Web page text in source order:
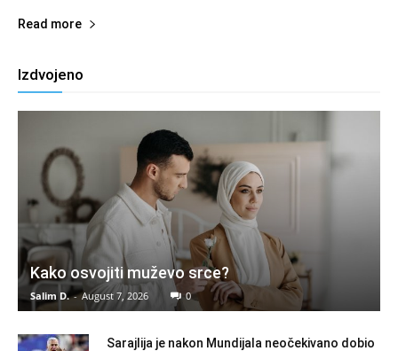
Read more
Izdvojeno
Kako osvojiti muževo srce?
Salim D. - August 7, 2026 0
Sarajlija je nakon Mundijala neočekivano dobio